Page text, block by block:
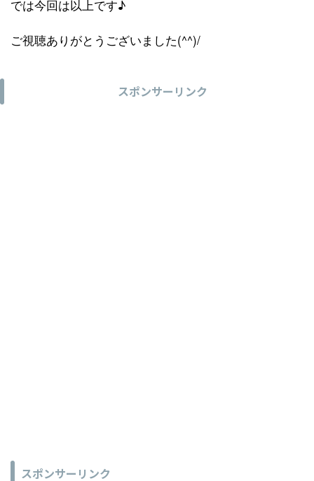
では今回は以上です♪
ご視聴ありがとうございました(^^)/
スポンサーリンク
スポンサーリンク